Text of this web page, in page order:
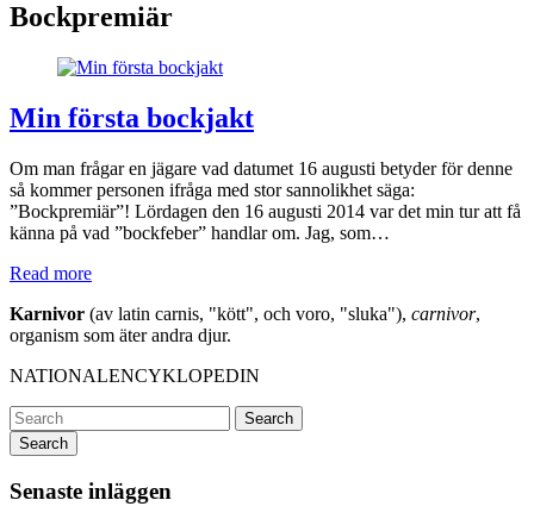
Bockpremiär
Min första bockjakt
Om man frågar en jägare vad datumet 16 augusti betyder för denne
så kommer personen ifråga med stor sannolikhet säga:
”Bockpremiär”! Lördagen den 16 augusti 2014 var det min tur att få
känna på vad ”bockfeber” handlar om. Jag, som…
Read more
Karnivor (av latin carnis, "kött", och voro, "sluka"), carnivor,
organism som äter andra djur.
NATIONALENCYKLOPEDIN
Search
Senaste inläggen